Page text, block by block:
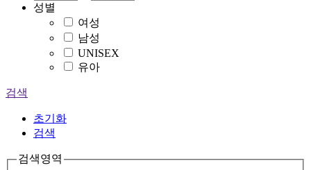
성별
여성
남성
UNISEX
유아
검색
초기화
검색
검색영역